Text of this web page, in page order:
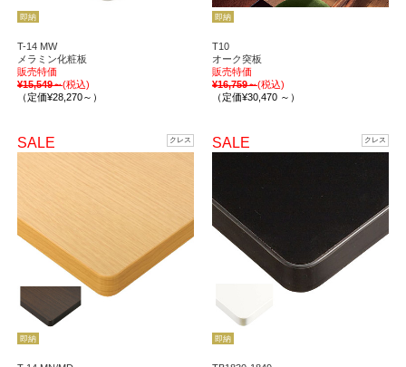
即納
T-14 MW
メラミン化粧板
販売特価
¥15,549～(税込)
（定価¥28,270～）
即納
T10
オーク突板
販売特価
¥16,759～(税込)
（定価¥30,470 ～）
SALE クレス
即納
SALE クレス
即納